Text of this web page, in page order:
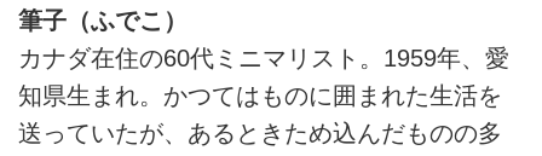
筆子（ふでこ）
カナダ在住の60代ミニマリスト。1959年、愛
知県生まれ。かつてはものに囲まれた生活を
送っていたが、あるときため込んだものの多